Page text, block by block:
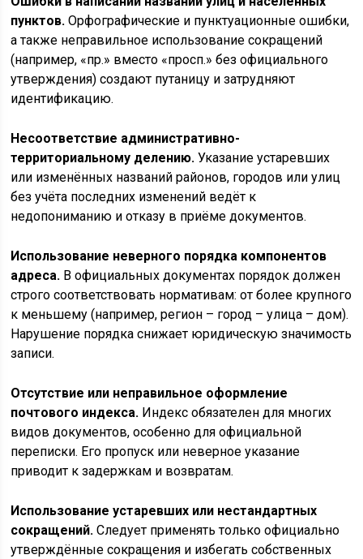
пунктов. Орфографические и пунктуационные ошибки,
а также неправильное использование сокращений
(например, «пр.» вместо «просп.» без официального
утверждения) создают путаницу и затрудняют
идентификацию.
Несоответствие административно-
территориальному делению. Указание устаревших
или изменённых названий районов, городов или улиц
без учёта последних изменений ведёт к
недопониманию и отказу в приёме документов.
Использование неверного порядка компонентов
адреса. В официальных документах порядок должен
строго соответствовать нормативам: от более крупного
к меньшему (например, регион – город – улица – дом).
Нарушение порядка снижает юридическую значимость
записи.
Отсутствие или неправильное оформление
почтового индекса. Индекс обязателен для многих
видов документов, особенно для официальной
переписки. Его пропуск или неверное указание
приводит к задержкам и возвратам.
Использование устаревших или нестандартных
сокращений. Следует применять только официально
утверждённые сокращения и избегать собственных